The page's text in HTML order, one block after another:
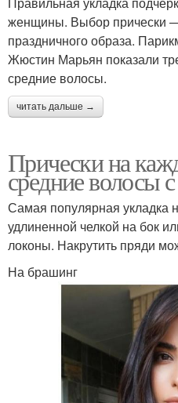
женщины. Выбор прически
праздничного образа.
Жюстин Марьян показали
средние волосы.
читать дальше →
Прически на
средние волосы
Самая популярная укладка
удлиненной челкой на бок
локоны. Накрутить пряди
На брашинг